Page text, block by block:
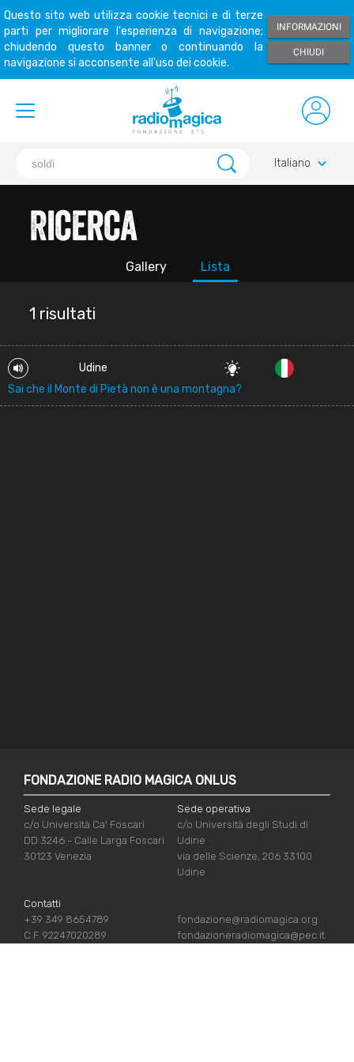
Questo sito web utilizza cookie tecnici e di terze
parti per migliorare l'esperienza di navigazione;
chiudendo questo banner o continuando la
navigazione si acconsente all'uso dei cookie.
INFORMAZIONI
CHIUDI
Italiano keyboard_arrow_down
Ricerca
Gallery Lista
1 risultati
Udine
Sai che il Monte di Pietà non è una montagna?
FONDAZIONE RADIO MAGICA ONLUS
Sede legale
c/o Università Ca' Foscari
DD 3246 - Calle Larga Foscari
30123 Venezia
Sede operativa
c/o Università degli Studi di
Udine
via delle Scienze, 206 33100
Udine
Contatti
+39 349 8654789
C.F. 92247020289
fondazione@radiomagica.org
fondazioneradiomagica@pec.it